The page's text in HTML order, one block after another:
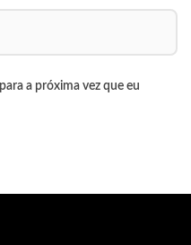
a próxima vez que eu